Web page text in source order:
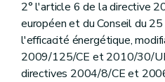
Art. 40
Art. 41
Chapitre 3 Publicité
Art. 42
Art. 43
Art. 44
2° l'article 6 de la directive
européen et du Conseil du
l'efficacité énergétique,
2009/125/CE et 2010/30/
directives 2004/8/CE et